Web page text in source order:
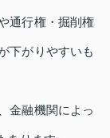
通行権・掘削権
下がりやすいも
金融機関によっ